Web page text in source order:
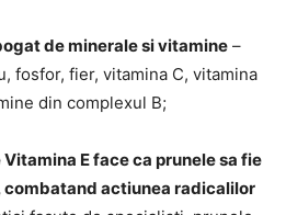
de minerale si vitamine –
fosfor, fier, vitamina C, vitamina
din complexul B;
E face ca prunele sa fie
actiunea radicalilor